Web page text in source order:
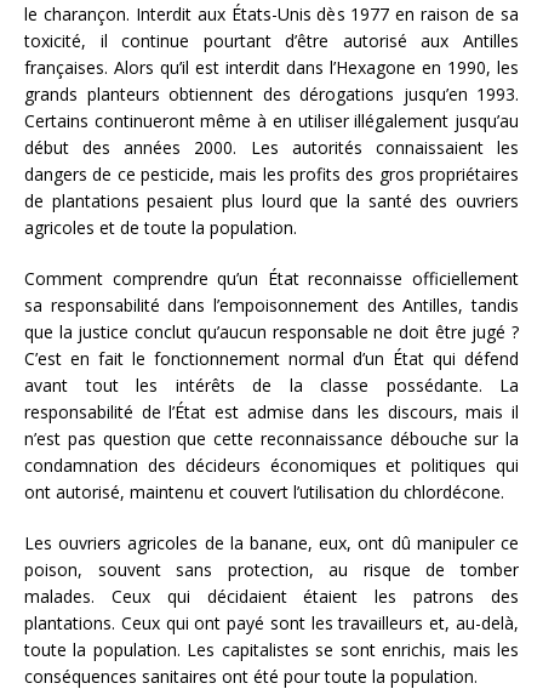
le charançon. Interdit aux États-Unis dès 1977 en raison de sa
toxicité, il continue pourtant d’être autorisé aux Antilles
françaises. Alors qu’il est interdit dans l’Hexagone en 1990, les
grands planteurs obtiennent des dérogations jusqu’en 1993.
Certains continueront même à en utiliser illégalement jusqu’au
début des années 2000. Les autorités connaissaient les
dangers de ce pesticide, mais les profits des gros propriétaires
de plantations pesaient plus lourd que la santé des ouvriers
agricoles et de toute la population.
Comment comprendre qu’un État reconnaisse officiellement
sa responsabilité dans l’empoisonnement des Antilles, tandis
que la justice conclut qu’aucun responsable ne doit être jugé ?
C’est en fait le fonctionnement normal d’un État qui défend
avant tout les intérêts de la classe possédante. La
responsabilité de l’État est admise dans les discours, mais il
n’est pas question que cette reconnaissance débouche sur la
condamnation des décideurs économiques et politiques qui
ont autorisé, maintenu et couvert l’utilisation du chlordécone.
Les ouvriers agricoles de la banane, eux, ont dû manipuler ce
poison, souvent sans protection, au risque de tomber
malades. Ceux qui décidaient étaient les patrons des
plantations. Ceux qui ont payé sont les travailleurs et, au-delà,
toute la population. Les capitalistes se sont enrichis, mais les
conséquences sanitaires ont été pour toute la population.